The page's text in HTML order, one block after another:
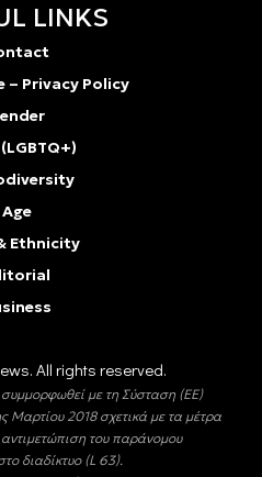
LINKS
– Privacy Policy
Age
Ethnicity
All rights reserved.
συμμορφωθεί με τη Σύσταση (ΕΕ)
Μαρτίου 2018 σχετικά με τα μέτρα
του παράνομου
διαδίκτυο (L 63).